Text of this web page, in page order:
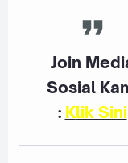
Join
Sosial
: Klik Sini